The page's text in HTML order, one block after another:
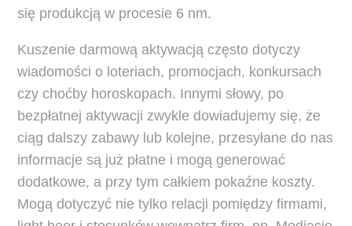
się produkcją w procesie 6 nm.
Kuszenie darmową aktywacją często dotyczy
wiadomości o loteriach, promocjach, konkursach
czy choćby horoskopach. Innymi słowy, po
bezpłatnej aktywacji zwykle dowiadujemy się, że
ciąg dalszy zabawy lub kolejne, przesyłane do nas
informacje są już płatne i mogą generować
dodatkowe, a przy tym całkiem pokaźne koszty.
Mogą dotyczyć nie tylko relacji pomiędzy firmami,